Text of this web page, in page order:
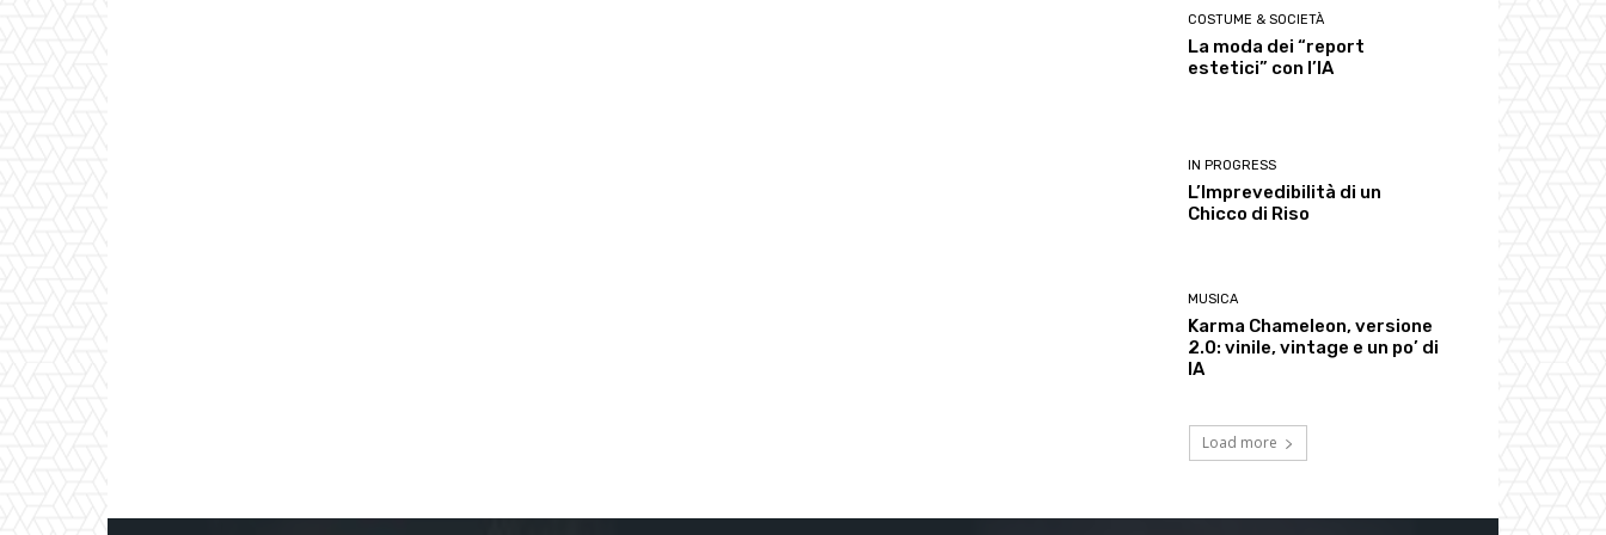
COSTUME & SOCIETÀ
La moda dei “report
estetici” con l’IA
IN PROGRESS
L’Imprevedibilità di un
Chicco di Riso
MUSICA
Karma Chameleon, versione
2.0: vinile, vintage e un po’ di
IA
Load more